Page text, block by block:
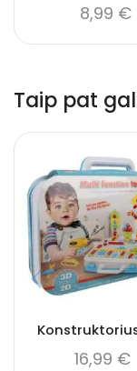
8,99 €
Taip pat
16,99 €